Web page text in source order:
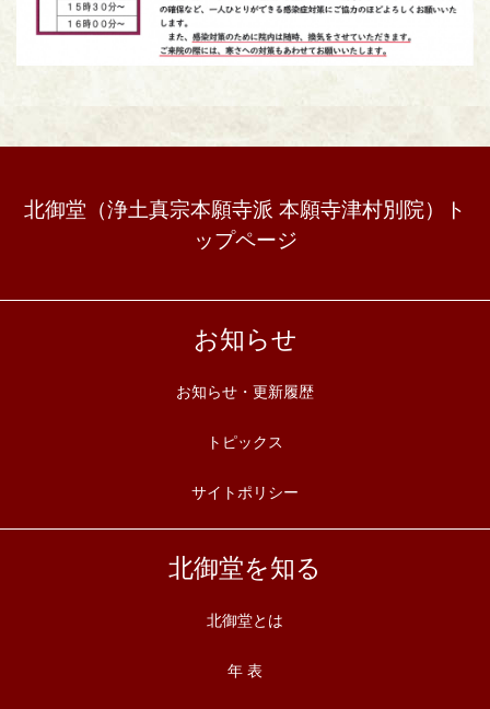
北御堂（浄土真宗本願寺派 本願寺津村別院）ト
ップページ
お知らせ
お知らせ・更新履歴
トピックス
サイトポリシー
北御堂を知る
北御堂とは
年 表